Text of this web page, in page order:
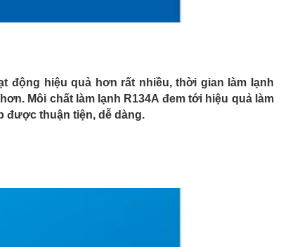
động hiệu quả hơn rất nhiều, thời gian làm lạnh
Môi chất làm lạnh R134A đem tới hiệu quả làm
được thuận tiện, dễ dàng.